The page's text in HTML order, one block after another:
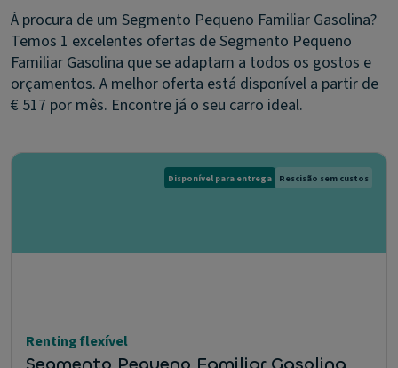
À procura de um Segmento Pequeno Familiar Gasolina?
Temos 1 excelentes ofertas de Segmento Pequeno
Familiar Gasolina que se adaptam a todos os gostos e
orçamentos. A melhor oferta está disponível a partir de
€ 517 por mês. Encontre já o seu carro ideal.
Disponível para entrega Rescisão sem custos
Renting flexível